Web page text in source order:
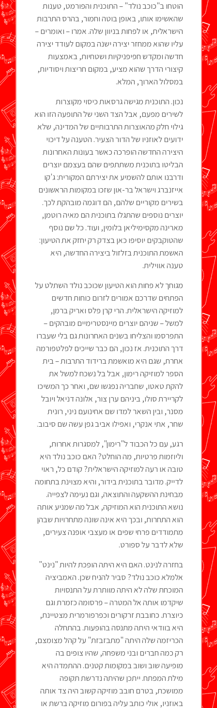
הוטחו ב"כוכב נולד" – התוכנית והפורמט, טענות
שהאשימו אותו, באופן בוטה וחמור, בהרס התרבות
הישראלית, או לפחות בניוון שלה. אמרו – ואומרים –
עליו שהוא ממחזר יצירה ישנה במקום לעודד יצירה
חדשה ומקדש חפיפניקיות ושטחיות, באמצעות
קיצורי הדרך שהוא מציע, במקום חריצות ויסודיות,
במסלול הארוך, המלא.
נכון. התוכנית מגישה גרסאות כיסוי מקוצרות
לשירים מפעם, אבל הצד השני של התופעה הזו הוא
גילוי חלק מהאוצרות התרבותיים של המדינה, שלא
ידועים לאוזניו של הדור הצעיר. הטענה על דיכוי
היצירה החדשה הופרכה כאשר בעונות האחרונות
הבליטו בתוכנית משתתפים שהם בעצמם יוצרים
ודרבנו אותם להשמיע את יצירתם המקורית: ג'קו
אייזנברג וישראל בר-און שזכו במקומות הראשונים
בשירים מקוריים שלהם, הם דוגמה מובהקת לכך.
יוצרים נוספים שהתגלו בתוכנית הם מאיה רוטמן,
מארינה מקסימיליאן בלומין, ועוד. כל שם נוסף
שהטוקבקים יוסיפו כאן בצדק רק יחזק את הטיעון:
האשמת התוכנית בזלזול ביצירה החדשה, היא
טענה אווילית.
מגוחך לא פחות הוא הטיעון שכוכב נולד השתלט על
הפתחים שדרכם אמורים לזרום כוחות חדשים
למוזיקה הישראלית. הרי קרן פלס ואריק ברמן,
למשל – שניהם יוצרים מיינסטרימיים מובהקים –
התפרסמו והצליחו בשנים האחרונות גם בלי שעברו
דרך התוכנית. אז נכון, הם כבר שייכים לפלטפורמה
אחרת, שגם היא מואשמת ברידוד התרבות – בית
הספר למוזיקה רימון, אבל בל נשכח למשל את
להקת טאטו, שחבריה נפגשו שם, ואחר כך המשיכו
לקריירת סולו, ביניהם ערן צור, אלונה דניאל ויובל
מסנר, ובין השאר למדו שם אחינועם ניני, רונית
שחר, אתי אנקרי, ואפילו אביב גפן עשה שם סיבוב.
רגע, עם כל הכבוד ל"רימון", למסגרות אחרות,
וליוזמות פרטיות, מה הוחלט? האם כוכב נולד היא
טובה או רעה למוזיקה הישראלית? קודם כל, ראוי
לדייק. מדובר בתוכנית בידור, והיא מצוינת בתחומה
מבחינת ההשקעה והתוצאה, וגם נעימה לצפייה.
נושא התוכנית הוא המוזיקה, אבל מה שמניע אותה
הוא התחרות, ובכך היא אינה שונה מתחרויות שבהן
מתמודדים פרחי שפים או מעצבי אופנה צעירים,
שלא לדבר על ספורט.
בחזרה לנינט. האם היא היתה הופכת להיות "נינט"
אלמלא כוכב נולד? סביר להניח שכן. האמביציה
המוכחת שלה לא היתה מוותרת על התנסויות
שיקדמו אותה אל המטרה – פרסומה כזמרת וגם
כיוצרת. כחובבת זרקורים וכפרפורמרית מצטיינת,
היא בוודאי היתה מתנסה בהופעות. בהתחלה
הכריזמה שלה היתה "מתבזבזת" על קהל מצומצם,
רק כמה חברים ובני משפחה, שהיו צופים בה
מופיעה שוב ושוב במקומות קטנים. ההתמדה היא
מילת המפתח. ייתכן שהיתה נדרשת תקופה
ממושכת, בטרם חובב מוזיקה קשוב היה צד אותה
באוזניו, אולי כותב עליה בפורום מוזיקה ברשת או